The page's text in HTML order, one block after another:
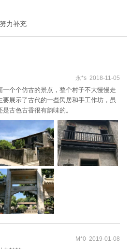
力补充
永*s 2018-11-05
个个仿古的景点，整个村子不大慢慢走
要展示了古代的一些民居和手工作坊，虽
古色古香很有韵味的。
M*0 2019-01-08